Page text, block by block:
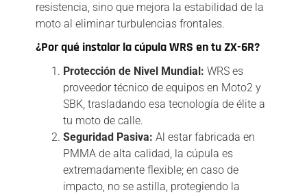
resistencia, sino que mejora la estabilidad de la
moto al eliminar turbulencias frontales.
¿Por qué instalar la cúpula WRS en tu ZX-6R?
Protección de Nivel Mundial: WRS es
proveedor técnico de equipos en Moto2 y
SBK, trasladando esa tecnología de élite a
tu moto de calle.
Seguridad Pasiva: Al estar fabricada en
PMMA de alta calidad, la cúpula es
extremadamente flexible; en caso de
impacto, no se astilla, protegiendo la